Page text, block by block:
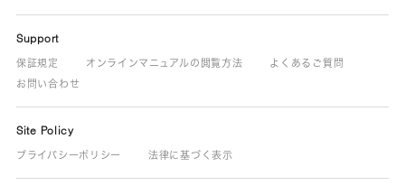
Support
保証規定 オンラインマニュアルの閲覧方法
よくあるご質問
お問い合わせ
Site Policy
プライバシーポリシー 法律に基づく表示